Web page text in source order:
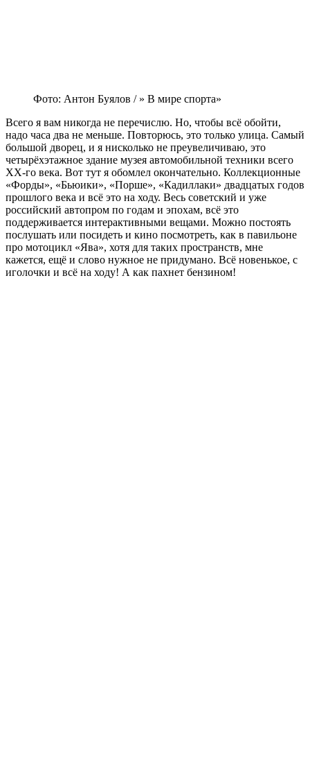
Фото: Антон Буялов / » В мире спорта»
Всего я вам никогда не перечислю. Но, чтобы всё обойти,
надо часа два не меньше. Повторюсь, это только улица. Самый
большой дворец, и я нисколько не преувеличиваю, это
четырёхэтажное здание музея автомобильной техники всего
ХХ-го века. Вот тут я обомлел окончательно. Коллекционные
«Форды», «Бьюики», «Порше», «Кадиллаки» двадцатых годов
прошлого века и всё это на ходу. Весь советский и уже
российский автопром по годам и эпохам, всё это
поддерживается интерактивными вещами. Можно постоять
послушать или посидеть и кино посмотреть, как в павильоне
про мотоцикл «Ява», хотя для таких пространств, мне
кажется, ещё и слово нужное не придумано. Всё новенькое, с
иголочки и всё на ходу! А как пахнет бензином!